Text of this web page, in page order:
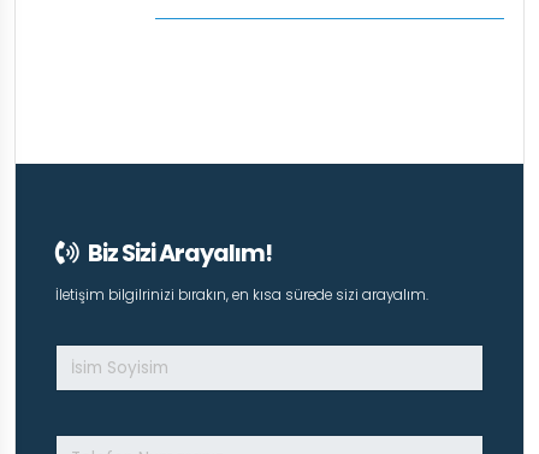
Biz Sizi Arayalım!
İletişim bilgilrinizi bırakın, en kısa sürede sizi arayalım.